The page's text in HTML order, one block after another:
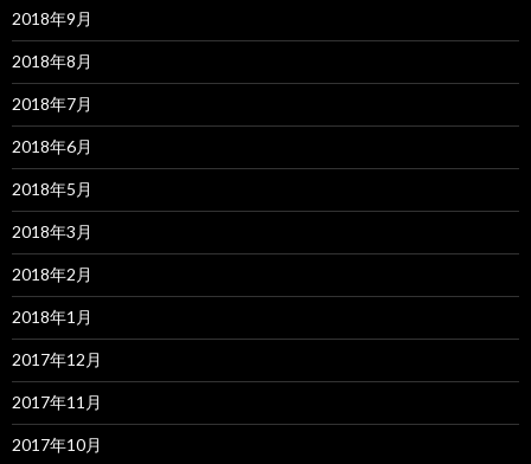
2018年9月
2018年8月
2018年7月
2018年6月
2018年5月
2018年3月
2018年2月
2018年1月
2017年12月
2017年11月
2017年10月